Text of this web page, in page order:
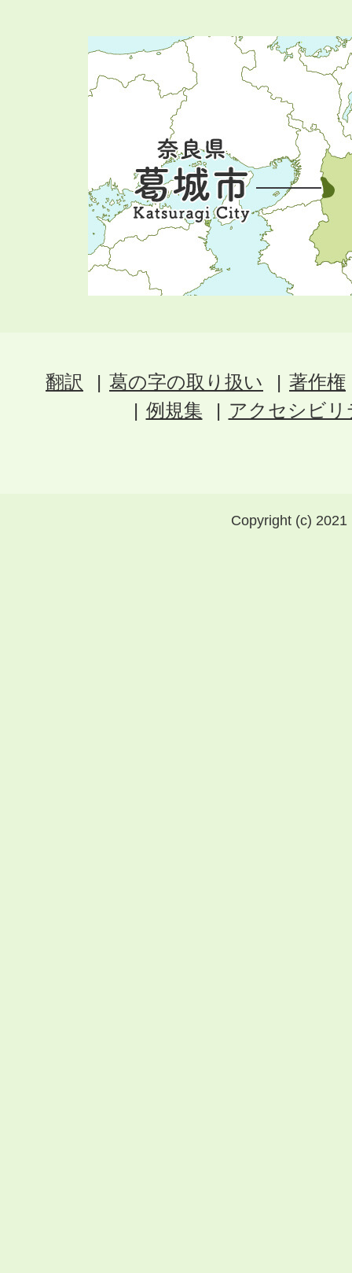
翻訳 葛の字の取り扱い
著作権
例規集
アクセシビ
Copyright (c)